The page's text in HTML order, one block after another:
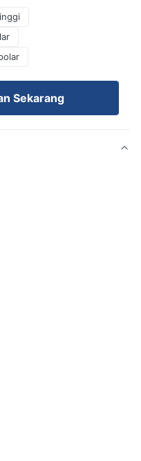
Sekarang